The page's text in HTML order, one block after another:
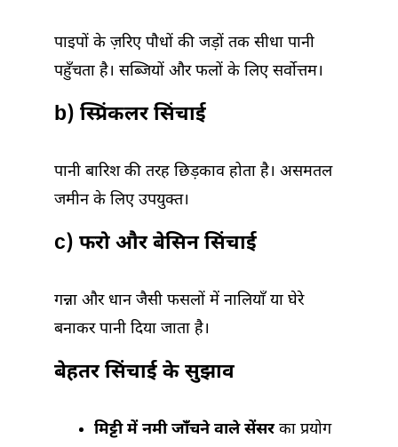
पाइपों के ज़रिए पौधों की जड़ों तक सीधा पानी
पहुँचता है। सब्जियों और फलों के लिए सर्वोत्तम।
b) स्प्रिंकलर सिंचाई
पानी बारिश की तरह छिड़काव होता है। असमतल
जमीन के लिए उपयुक्त।
c) फरो और बेसिन सिंचाई
गन्ना और धान जैसी फसलों में नालियाँ या घेरे
बनाकर पानी दिया जाता है।
बेहतर सिंचाई के सुझाव
मिट्टी में नमी जाँचने वाले सेंसरका प्रयोग